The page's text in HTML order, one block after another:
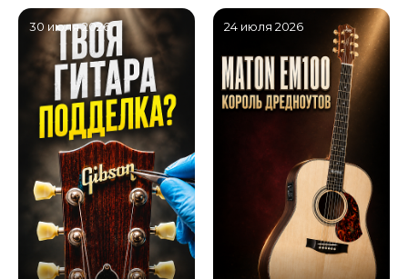
30 июля 2026 24 июля 2026